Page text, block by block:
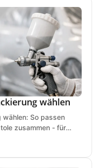
wählen
wählen: So passen
zusammen - für